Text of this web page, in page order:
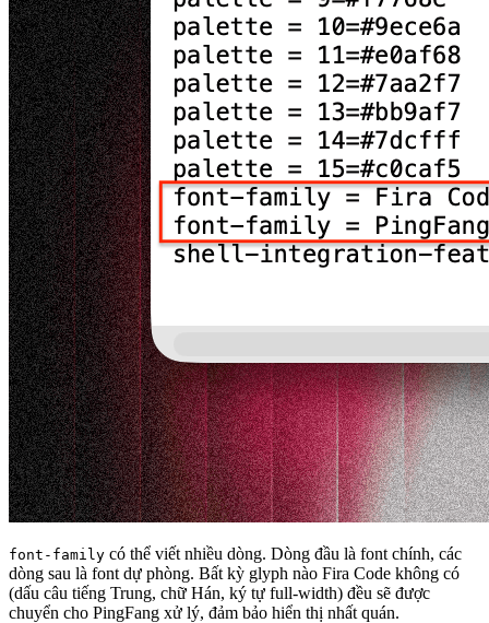
font-family có thể viết nhiều dòng. Dòng đầu là font chính, các
dòng sau là font dự phòng. Bất kỳ glyph nào Fira Code không có
(dấu câu tiếng Trung, chữ Hán, ký tự full-width) đều sẽ được
chuyển cho PingFang xử lý, đảm bảo hiển thị nhất quán.